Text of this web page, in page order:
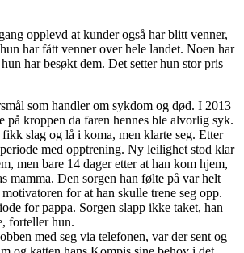
opplevd at kunder også har blitt venner,
har fått venner over hele landet. Noen har
har besøkt dem. Det setter hun stor pris
som handler om sykdom og død. I 2013
på kroppen da faren hennes ble alvorlig syk.
slag og lå i koma, men klarte seg. Etter
med opptrening. Ny leilighet stod klar
men bare 14 dager etter at han kom hjem,
mamma. Den sorgen han følte på var helt
for at han skulle trene seg opp.
for pappa. Sorgen slapp ikke taket, han
forteller hun.
med seg via telefonen, var der sent og